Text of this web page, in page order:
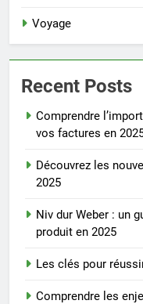
Voyage
Recent Posts
Comprendre
vos factures en
Découvrez les
2025
Niv dur Weber : un
produit en 2025
Les clés pour
Comprendre les